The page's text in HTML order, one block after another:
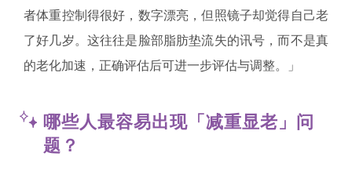
者体重控制得很好，数字漂亮，但照镜子却觉得自己老
了好几岁。这往往是脸部脂肪垫流失的讯号，而不是真
的老化加速，正确评估后可进一步评估与调整。」
哪些人最容易出现「减重显老」问
题？